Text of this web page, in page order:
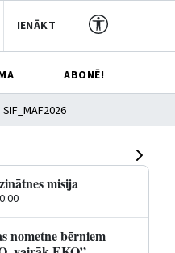
IENĀKT
ABONĒ!
SIF_MAF2026
misija
nometne bērniem